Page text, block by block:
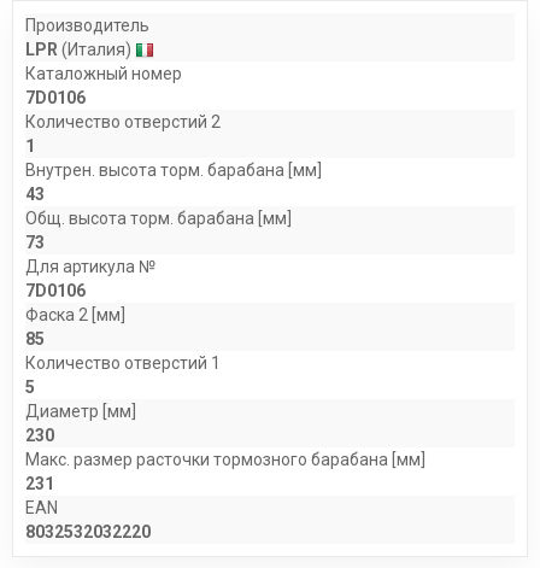
Производитель
LPR (Италия)
Каталожный номер
7D0106
Количество отверстий 2
1
Внутрен. высота торм. барабана [мм]
43
Общ. высота торм. барабана [мм]
73
Для артикула №
7D0106
Фаска 2 [мм]
85
Количество отверстий 1
5
Диаметр [мм]
230
Макс. размер расточки тормозного барабана [мм]
231
EAN
8032532032220